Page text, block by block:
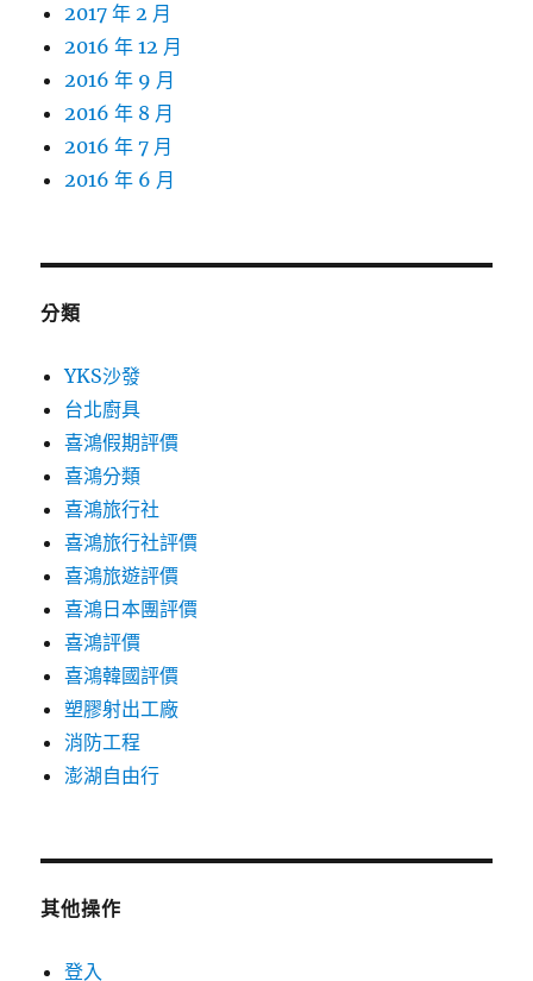
2017 年 2 月
2016 年 12 月
2016 年 9 月
2016 年 8 月
2016 年 7 月
2016 年 6 月
分類
YKS沙發
台北廚具
喜鴻假期評價
喜鴻分類
喜鴻旅行社
喜鴻旅行社評價
喜鴻旅遊評價
喜鴻日本團評價
喜鴻評價
喜鴻韓國評價
塑膠射出工廠
消防工程
澎湖自由行
其他操作
登入